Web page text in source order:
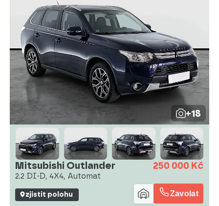
+18
Mitsubishi Outlander
2.2 DI-D, 4X4, Automat
250 000 Kč
zjistit polohu Zavolat